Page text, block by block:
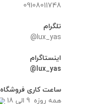
09108011748
تلگرام
lux_yas@
اینستاگرام
lux_yas@
ساعت کاری فروشگاه
همه روزه 9 الی 18